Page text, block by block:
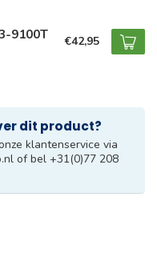
9100T €42,95
dit product?
klantenservice via
of bel +31(0)77 208